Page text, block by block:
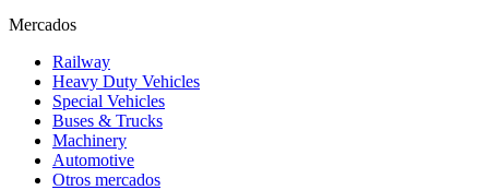
Mercados
Railway
Heavy Duty Vehicles
Special Vehicles
Buses & Trucks
Machinery
Automotive
Otros mercados